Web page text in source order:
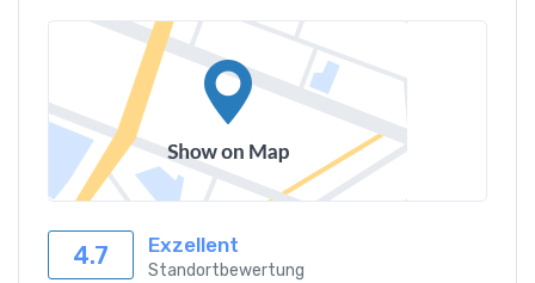
4.7 Exzellent
Standortbewertung